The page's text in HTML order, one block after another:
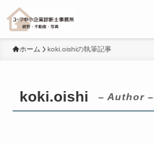
ホーム koki.oishiの執筆記事
koki.oishi – Author –